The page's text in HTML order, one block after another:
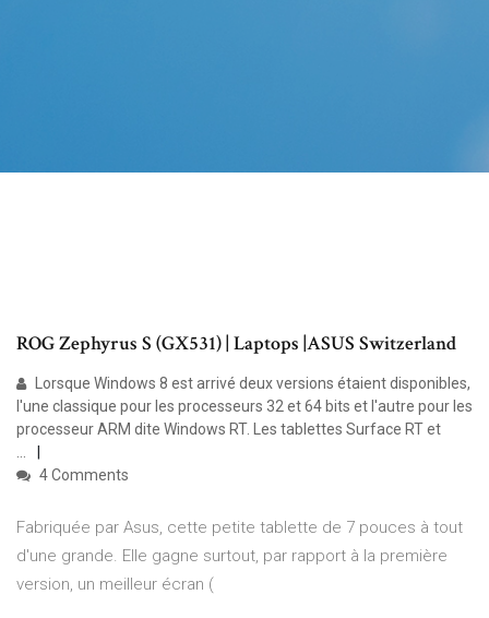
ROG Zephyrus S (GX531) | Laptops |ASUS Switzerland
Lorsque Windows 8 est arrivé deux versions étaient disponibles,
l'une classique pour les processeurs 32 et 64 bits et l'autre pour les
processeur ARM dite Windows RT. Les tablettes Surface RT et
...
4 Comments
Fabriquée par Asus, cette petite tablette de 7 pouces à tout
d'une grande. Elle gagne surtout, par rapport à la première
version, un meilleur écran (